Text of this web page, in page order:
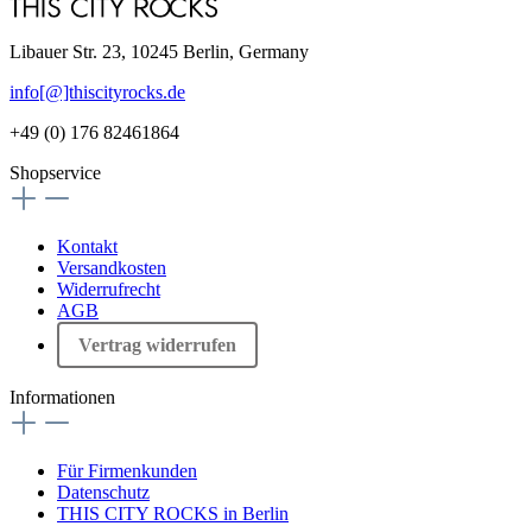
Libauer Str. 23, 10245 Berlin, Germany
info[@]thiscityrocks.de
+49 (0) 176 82461864
Shopservice
Kontakt
Versandkosten
Widerrufrecht
AGB
Vertrag widerrufen
Informationen
Für Firmenkunden
Datenschutz
THIS CITY ROCKS in Berlin